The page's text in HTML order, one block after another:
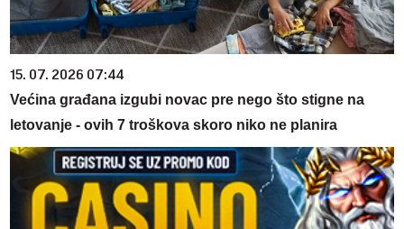
15. 07. 2026 07:44
Većina građana izgubi novac pre nego što stigne na
letovanje - ovih 7 troškova skoro niko ne planira